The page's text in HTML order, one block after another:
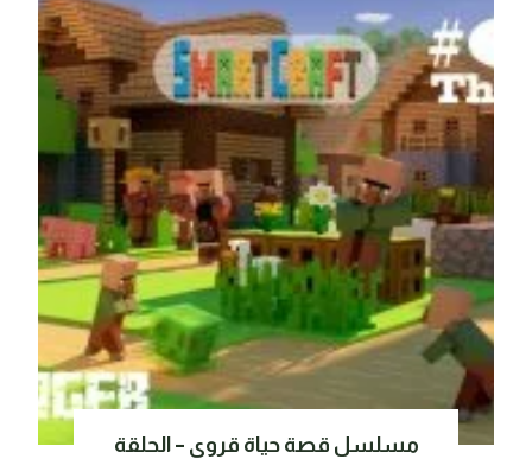
مسلسل قصة حياة قروي – الحلقة